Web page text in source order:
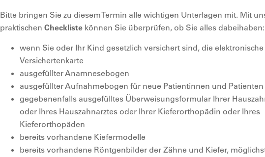
Bitte bringen Sie zu diesem Termin alle wichtigen Unterlagen mit. Mit
praktischenCheckliste können Sie überprüfen, ob Sie alles dabeihaben:
wenn Sie oder Ihr Kind gesetzlich versichert sind, die elektronische
Versichertenkarte
ausgefüllter Anamnesebogen
ausgefüllter Aufnahmebogen für neue Patientinnen und Patienten
gegebenenfalls ausgefülltes Überweisungsformular Ihrer
oder Ihres Hauszahnarztes oder Ihrer Kieferorthopädin oder Ihres
Kieferorthopäden
bereits vorhandene Kiefermodelle
bereits vorhandene Röntgenbilder der Zähne und Kiefer,